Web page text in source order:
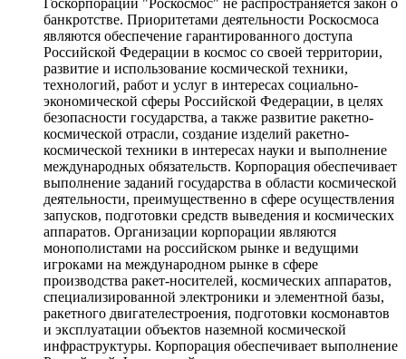
банкротстве. Приоритетами деятельности Роскосмоса
являются обеспечение гарантированного доступа
Российской Федерации в космос со своей территории,
развитие и использование космической техники,
технологий, работ и услуг в интересах социально-
экономической сферы Российской Федерации, в целях
безопасности государства, а также развитие ракетно-
космической отрасли, создание изделий ракетно-
космической техники в интересах науки и выполнение
международных обязательств. Корпорация обеспечивает
выполнение заданий государства в области космической
деятельности, преимущественно в сфере осуществления
запусков, подготовки средств выведения и космических
аппаратов. Организации корпорации являются
монополистами на российском рынке и ведущими
игроками на международном рынке в сфере
производства ракет-носителей, космических аппаратов,
специализированной электроники и элементной базы,
ракетного двигателестроения, подготовки космонавтов
и эксплуатации объектов наземной космической
инфраструктуры. Корпорация обеспечивает выполнение